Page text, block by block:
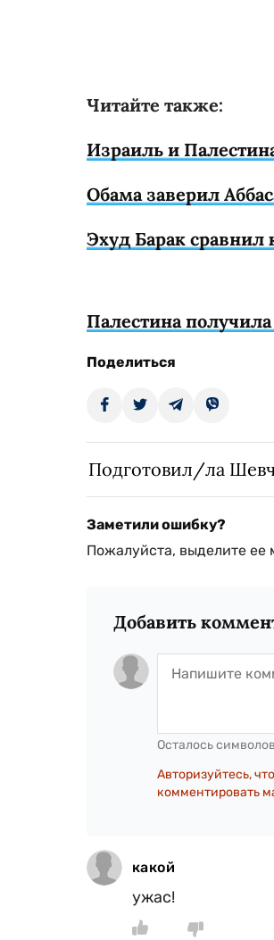
Читайте также:
Израиль и
Обама заверил
Эхуд Барак
Палестина
Поделиться
Подготовил/ла
Заметили ошибку?
Пожалуйста, выделите
Добавить
Осталось
Авторизуйтесь,
комментировать
какой
ужас!